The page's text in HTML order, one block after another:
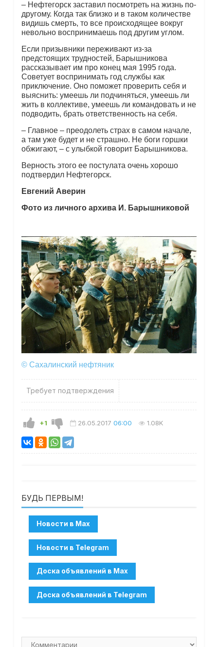
– Нефтегорск заставил посмотреть на жизнь по-
другому. Когда так близко и в таком количестве
видишь смерть, то все происходящее вокруг
невольно воспринимаешь под другим углом.
Если призывники переживают из-за
предстоящих трудностей, Барышникова
рассказывает им про конец мая 1995 года.
Советует воспринимать год службы как
приключение. Оно поможет проверить себя и
выяснить: умеешь ли подчиняться, умеешь ли
жить в коллективе, умеешь ли командовать и не
подводить, брать ответственность на себя.
– Главное – преодолеть страх в самом начале,
а там уже будет и не страшно. Не боги горшки
обжигают, – с улыбкой говорит Барышникова.
Верность этого ее постулата очень хорошо
подтвердил Нефтегорск.
Евгений Аверин
Фото из личного архива И. Барышниковой
© Сахалинский нефтяник
Требует подтверждения
+1 26.05.2017 06:00 1.08K
БУДЬ ПЕРВЫМ!